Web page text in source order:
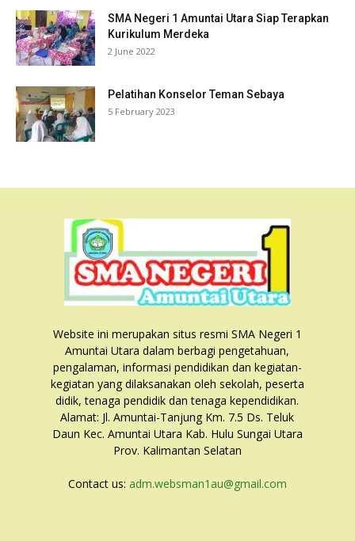
SMA Negeri 1 Amuntai Utara Siap Terapkan
Kurikulum Merdeka
2 June 2022
Pelatihan Konselor Teman Sebaya
5 February 2023
Website ini merupakan situs resmi SMA Negeri 1
Amuntai Utara dalam berbagi pengetahuan,
pengalaman, informasi pendidikan dan kegiatan-
kegiatan yang dilaksanakan oleh sekolah, peserta
didik, tenaga pendidik dan tenaga kependidikan.
Alamat: Jl. Amuntai-Tanjung Km. 7.5 Ds. Teluk
Daun Kec. Amuntai Utara Kab. Hulu Sungai Utara
Prov. Kalimantan Selatan
Contact us: adm.websman1au@gmail.com